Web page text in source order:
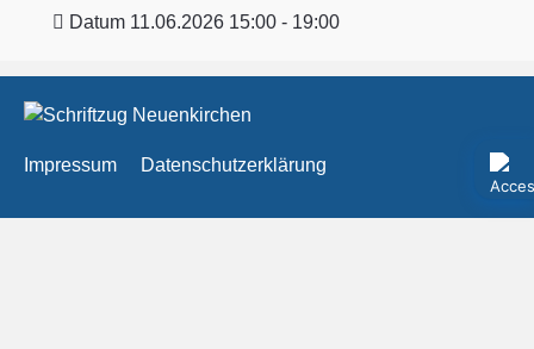
Datum 11.06.2026 15:00 - 19:00
Impressum Datenschutzerklärung